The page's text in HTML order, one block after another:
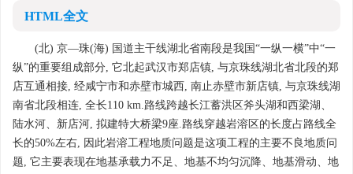
HTML全文
(北) 京—珠(海) 国道主干线湖北省南段是我国“一纵一横”中“一
纵”的重要组成部分, 它北起武汉市郑店镇, 与京珠线湖北省北段的郑
店互通相接, 经咸宁市和赤壁市城西, 南止赤壁市新店镇, 与京珠线湖
南省北段相连, 全长110 km.路线跨越长江蓄洪区斧头湖和西梁湖、
陆水河、新店河, 拟建特大桥梁9座.路线穿越岩溶区的长度占路线全
长的50%左右, 因此岩溶工程地质问题是这项工程的主要不良地质问
题, 它主要表现在地基承载力不足、地基不均匀沉降、地基滑动、地